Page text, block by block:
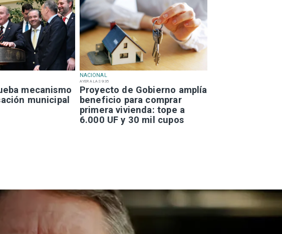
mecanismo
municipal
NACIONAL
AYER A LAS 9:35
Proyecto de Gobierno amplía
beneficio para comprar
primera vivienda: tope a
6.000 UF y 30 mil cupos